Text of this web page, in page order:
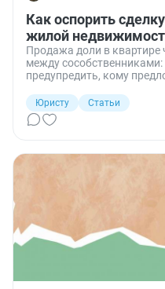
Как оспорить
жилой
Продажа доли в
между
предупредить, кому
каких ситуациях реально
сроки не пропустить и что
Юристу
Статьи